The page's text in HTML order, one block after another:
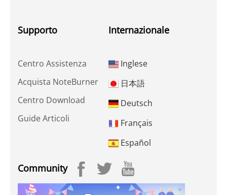
Supporto
Centro Assistenza
Acquista NoteBurner
Centro Download
Guide Articoli
Internazionale
Inglese
日本語
Deutsch
Français
Español
Community